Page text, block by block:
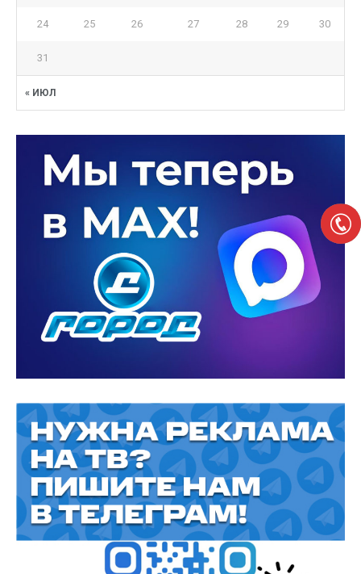
« ИЮЛ
24 25 26 27 28 29 30
31